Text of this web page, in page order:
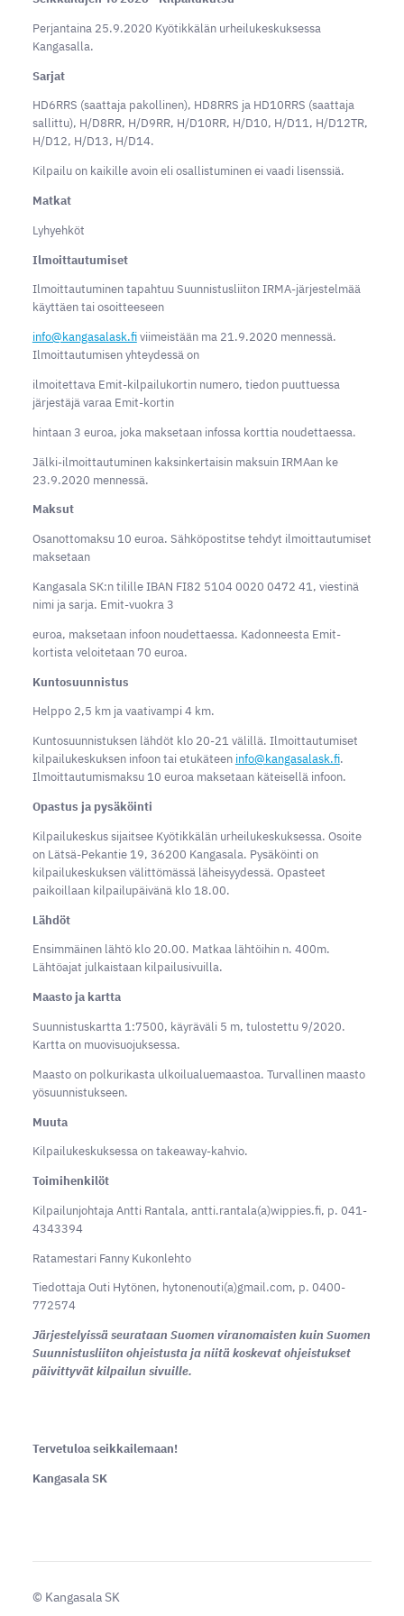
Perjantaina 25.9.2020 Kyötikkälän urheilukeskuksessa
Kangasalla.
Sarjat
HD6RRS (saattaja pakollinen), HD8RRS ja HD10RRS (saattaja
sallittu), H/D8RR, H/D9RR, H/D10RR, H/D10, H/D11, H/D12TR,
H/D12, H/D13, H/D14.
Kilpailu on kaikille avoin eli osallistuminen ei vaadi lisenssiä.
Matkat
​Lyhyehköt
Ilmoittautumiset
Ilmoittautuminen tapahtuu Suunnistusliiton IRMA-järjestelmää
käyttäen tai osoitteeseen
info@kangasalask.fiviimeistään ma 21.9.2020 mennessä.
Ilmoittautumisen yhteydessä on
ilmoitettava Emit-kilpailukortin numero, tiedon puuttuessa
järjestäjä varaa Emit-kortin
hintaan 3 euroa, joka maksetaan infossa korttia noudettaessa.
Jälki-ilmoittautuminen kaksinkertaisin maksuin IRMAan ke
23.9.2020 mennessä.
Maksut
​Osanottomaksu 10 euroa. Sähköpostitse tehdyt ilmoittautumiset
maksetaan
Kangasala SK:n tilille IBAN FI82 5104 0020 0472 41, viestinä
nimi ja sarja. Emit-vuokra 3
euroa, maksetaan infoon noudettaessa. Kadonneesta Emit-
kortista veloitetaan 70 euroa.
Kuntosuunnistus
Helppo 2,5 km ja vaativampi 4 km.
Kuntosuunnistuksen lähdöt klo 20-21 välillä. Ilmoittautumiset
kilpailukeskuksen infoon tai etukäteen info@kangasalask.fi.
Ilmoittautumismaksu 10 euroa maksetaan käteisellä infoon.
Opastus ja pysäköinti
Kilpailukeskus sijaitsee Kyötikkälän urheilukeskuksessa. Osoite
on Lätsä-Pekantie 19, 36200 Kangasala. Pysäköinti on
kilpailukeskuksen välittömässä läheisyydessä. Opasteet
paikoillaan kilpailupäivänä klo 18.00.
Lähdöt
Ensimmäinen lähtö klo 20.00. Matkaa lähtöihin n. 400m.
Lähtöajat julkaistaan kilpailusivuilla.
Maasto ja kartta​
Suunnistuskartta 1:7500, käyräväli 5 m, tulostettu 9/2020.
Kartta on muovisuojuksessa.
Maasto on polkurikasta ulkoilualuemaastoa. Turvallinen maasto
yösuunnistukseen.
Muuta
Kilpailukeskuksessa on takeaway-kahvio.
Toimihenkilöt
Kilpailunjohtaja Antti Rantala, antti.rantala(a)wippies.fi, p. 041-
4343394
Ratamestari Fanny Kukonlehto
Tiedottaja Outi Hytönen, hytonenouti(a)gmail.com, p. 0400-
772574
Järjestelyissä seurataan Suomen viranomaisten kuin Suomen
Suunnistusliiton ohjeistusta ja niitä koskevat ohjeistukset
päivittyvät kilpailun sivuille.
Tervetuloa seikkailemaan!
Kangasala SK
© Kangasala SK